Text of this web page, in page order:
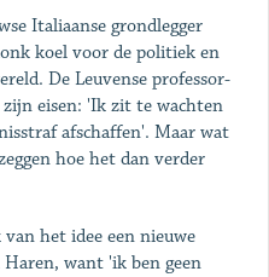
Italiaanse grondlegger
koel voor de politiek en
De Leuvense professor-
eisen: 'Ik zit te wachten
afschaffen'. Maar wat
hoe het dan verder
het idee een nieuwe
want 'ik ben geen